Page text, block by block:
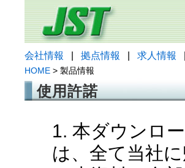
会社情報 拠点情報 求人情報
HOME > 製品情報
使用許諾
1. 本ダウンロ
は、全て当社